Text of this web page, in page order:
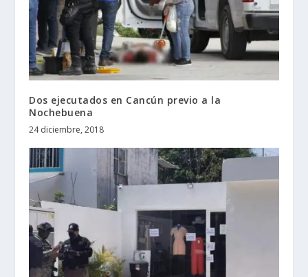
Dos ejecutados en Cancún previo a la
Nochebuena
24 diciembre, 2018